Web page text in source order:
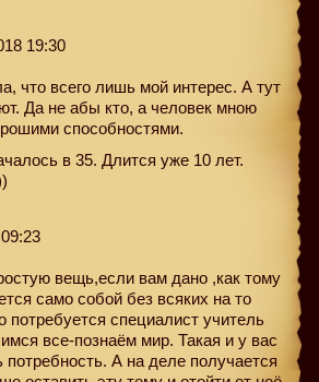
19:30
что всего лишь мой интерес. А тут
Да не абы кто, а человек мною
способностями.
в 35. Длится уже 10 лет.
вещь,если вам дано ,как тому
само собой без всяких на то
потребуется специалист учитель
все-познаём мир. Такая и у вас
потребность. А на деле получается